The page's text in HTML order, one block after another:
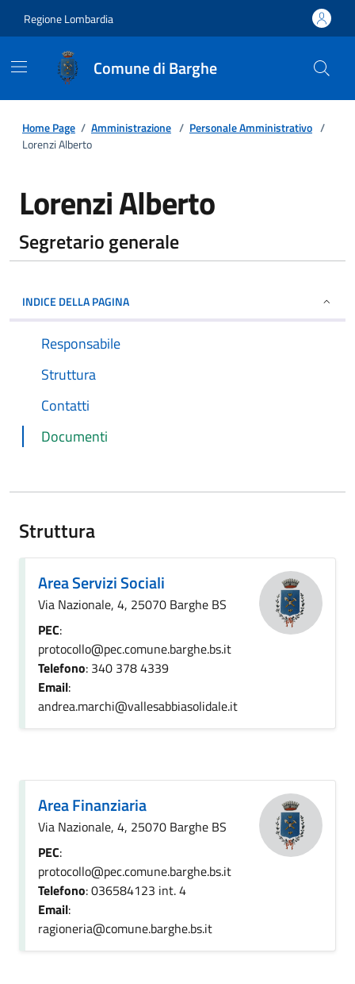
Regione Lombardia
Comune di Barghe
Home Page / Amministrazione / Personale Amministrativo /
Lorenzi Alberto
Lorenzi Alberto
Segretario generale
INDICE DELLA PAGINA
Responsabile
Struttura
Contatti
Documenti
Struttura
Area Servizi Sociali
Via Nazionale, 4, 25070 Barghe BS
PEC:
protocollo@pec.comune.barghe.bs.it
Telefono: 340 378 4339
Email:
andrea.marchi@vallesabbiasolidale.it
Area Finanziaria
Via Nazionale, 4, 25070 Barghe BS
PEC:
protocollo@pec.comune.barghe.bs.it
Telefono: 036584123 int. 4
Email:
ragioneria@comune.barghe.bs.it